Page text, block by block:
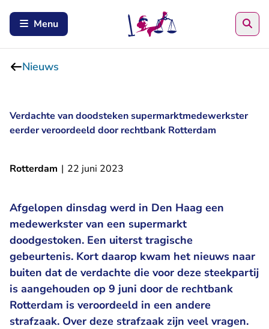
Menu
Nieuws
Verdachte van doodsteken supermarktmedewerkster
eerder veroordeeld door rechtbank Rotterdam
Rotterdam | 22 juni 2023
Afgelopen dinsdag werd in Den Haag een
medewerkster van een supermarkt
doodgestoken. Een uiterst tragische
gebeurtenis. Kort daarop kwam het nieuws naar
buiten dat de verdachte die voor deze steekpartij
is aangehouden op 9 juni door de rechtbank
Rotterdam is veroordeeld in een andere
strafzaak. Over deze strafzaak zijn veel vragen.